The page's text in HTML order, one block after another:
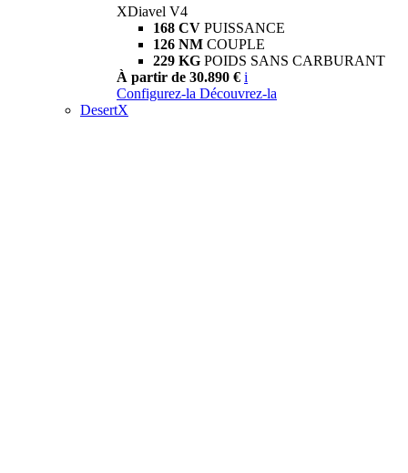
XDiavel V4
168 CV PUISSANCE
126 NM COUPLE
229 KG POIDS SANS CARBURANT
À partir de 30.890 € i
Configurez-la Découvrez-la
DesertX